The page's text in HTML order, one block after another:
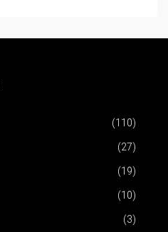
(110)
(27)
(19)
(10)
(3)